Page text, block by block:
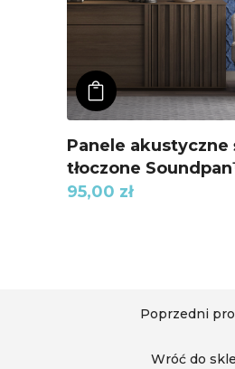
ADD TO
Panele akustyczne
tłoczone
95,00 zł
Poprzedni
Wróć do